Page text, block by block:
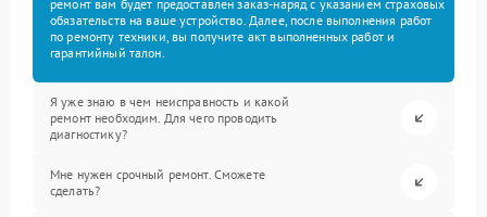
ремонт вам будет предоставлен заказ-наряд с указанием страховых
обязательств на ваше устройство. Далее, после выполнения работ
по ремонту техники, вы получите акт выполненных работ и
гарантийный талон.
Я уже знаю в чем неисправность и какой
ремонт необходим. Для чего проводить
диагностику?
Мне нужен срочный ремонт. Сможете
сделать?